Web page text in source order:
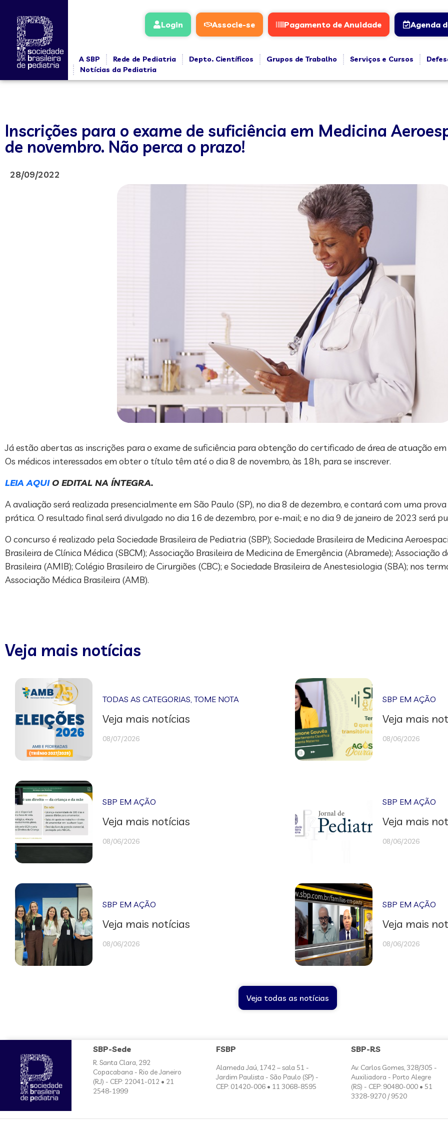
Login Associe-se Pagamento de Anuidade Agenda
A SBP Rede de Pediatria Depto. Científicos Grupos de Trabalho Serviços e Cursos
Notícias da Pediatria
Inscrições para o exame de suficiência em Medicina
de novembro. Não perca o prazo!
28/09/2022
Já estão abertas as inscrições para o exame de suficiência para obtenção do certificado de área de atuação
Os médicos interessados em obter o título têm até o dia 8 de novembro, às 18h, para se inscrever.
LEIA AQUIO EDITAL NA ÍNTEGRA.
A avaliação será realizada presencialmente em São Paulo (SP), no dia 8 de dezembro, e contará com uma
prática. O resultado final será divulgado no dia 16 de dezembro, por e-mail; e no dia 9 de janeiro de 2023 será
O concurso é realizado pela Sociedade Brasileira de Pediatria (SBP); Sociedade Brasileira de Medicina
Brasileira de Clínica Médica (SBCM); Associação Brasileira de Medicina de Emergência (Abramede); Associação
Brasileira (AMIB); Colégio Brasileiro de Cirurgiões (CBC); e Sociedade Brasileira de Anestesiologia (SBA); nos
Associação Médica Brasileira (AMB).
Veja mais notícias
TODAS AS CATEGORIAS ,TOME NOTA
Veja mais notícias
08/07/2026
SBP EM AÇÃO
Veja mais
08/06/2026
SBP EM AÇÃO
Veja mais notícias
08/06/2026
SBP EM AÇÃO
Veja mais
08/06/2026
SBP EM AÇÃO
Veja mais notícias
08/06/2026
SBP EM AÇÃO
Veja mais
08/06/2026
Veja todas as notícias
SBP-Sede
R. Santa Clara, 292
Copacabana - Rio de Janeiro
(RJ) - CEP: 22041-012 • 21
2548-1999
FSBP
Alameda Jaú, 1742 – sala 51 -
Jardim Paulista - São Paulo (SP) -
CEP: 01420-006 • 11 3068-8595
SBP-RS
Av. Carlos Gomes, 328/305 -
Auxiliadora - Porto Alegre
(RS) - CEP: 90480-000 • 51
3328-9270 / 9520